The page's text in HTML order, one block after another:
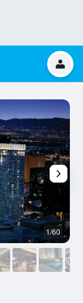
1/60